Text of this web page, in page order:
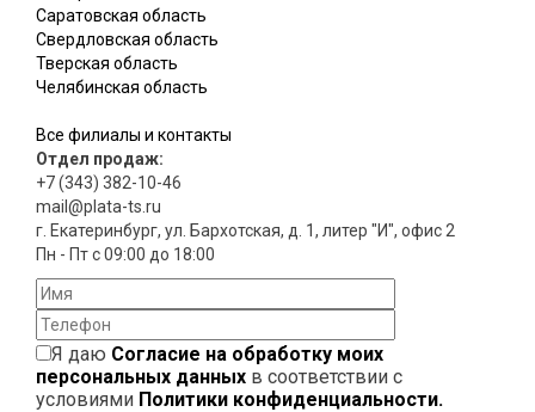
Саратовская область
Свердловская область
Тверская область
Челябинская область
Все филиалы и контакты
Отдел продаж:
+7 (343) 382-10-46
mail@plata-ts.ru
г. Екатеринбург, ул. Бархотская, д. 1, литер "И", офис 2
Пн - Пт с 09:00 до 18:00
Я даю Согласие на обработку моих
персональных данных в соответствии с
условиями Политики конфиденциальности.